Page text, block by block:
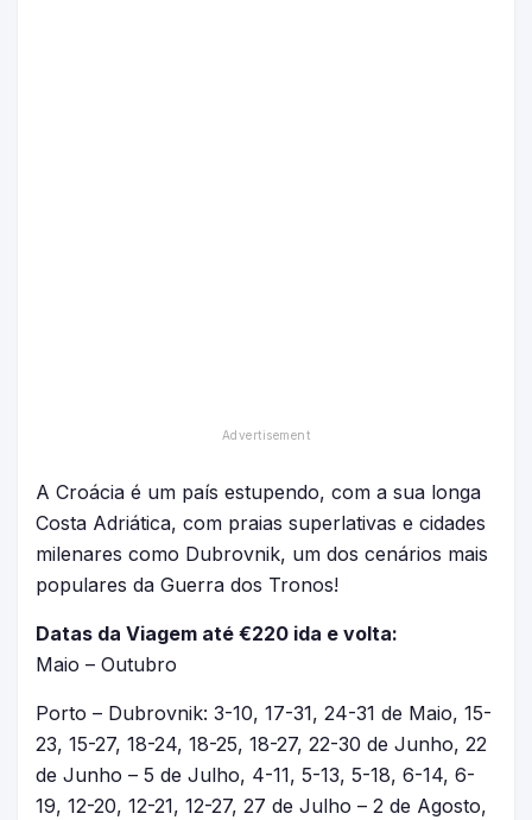
A Croácia é um país estupendo, com a sua longa
Costa Adriática, com praias superlativas e cidades
milenares como Dubrovnik, um dos cenários mais
populares da Guerra dos Tronos!
Datas da Viagem até €220 ida e volta:
Maio – Outubro
Porto – Dubrovnik: 3-10, 17-31, 24-31 de Maio, 15-
23, 15-27, 18-24, 18-25, 18-27, 22-30 de Junho, 22
de Junho – 5 de Julho, 4-11, 5-13, 5-18, 6-14, 6-
19, 12-20, 12-21, 12-27, 27 de Julho – 2 de Agosto,